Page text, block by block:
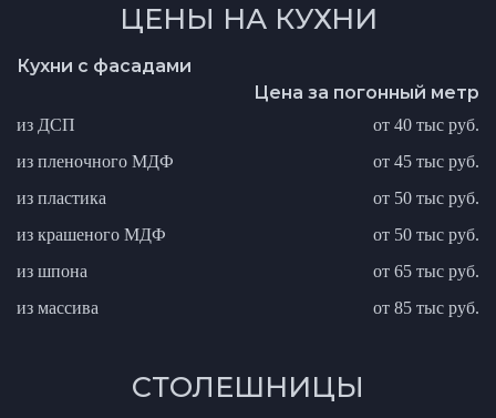
ЦЕНЫ НА КУХНИ
Кухни с фасадами
Цена за погонный метр
из ДСП
от 40 тыс руб.
из пленочного МДФ
от 45 тыс руб.
из пластика
от 50 тыс руб.
из крашеного МДФ
от 50 тыс руб.
из шпона
от 65 тыс руб.
из массива
от 85 тыс руб.
СТОЛЕШНИЦЫ